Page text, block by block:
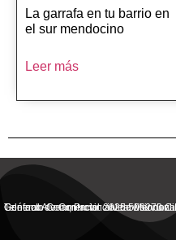
La garrafa en tu barrio en
el sur mendocino
Leer más
General Alvear, Provincial de Mendoza
Contacto Commercial:
Teléfono de Contacto: 2625 506273